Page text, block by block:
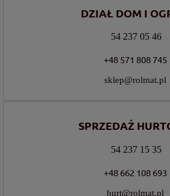
DZIAŁ DOM I
54 237 05 46
+48 571 808 745
sklep@rolmat.pl
SPRZEDAŻ
54 237 15 35
+48 662 108 693
hurt@rolmat.pl